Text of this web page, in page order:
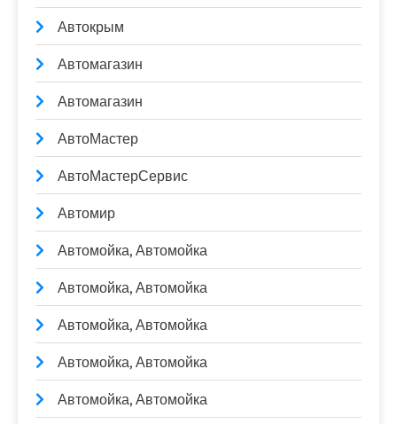
Автокрым
Автомагазин
Автомагазин
АвтоМастер
АвтоМастерСервис
Автомир
Автомойка, Автомойка
Автомойка, Автомойка
Автомойка, Автомойка
Автомойка, Автомойка
Автомойка, Автомойка